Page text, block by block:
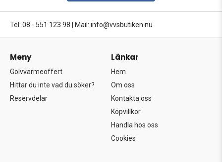
Tel: 08 - 551 123 98 Mail: info@vvsbutiken.nu
Meny
Golvvärmeoffert
Hittar du inte vad du söker?
Reservdelar
Länkar
Hem
Om oss
Kontakta oss
Köpvillkor
Handla hos oss
Cookies